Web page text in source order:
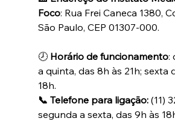
Foco: Rua Frei Caneca 1380,
São Paulo, CEP 01307-000.
🕗 Horário de funcionamento:
a quinta, das 8h às 21h; sexta
18h.
📞 Telefone para ligação: ‪(11)
segunda a sexta, das 9h às